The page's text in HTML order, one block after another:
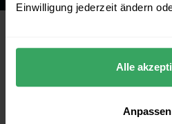
Einwilligung jederzeit ändern
Alle
Anpassen